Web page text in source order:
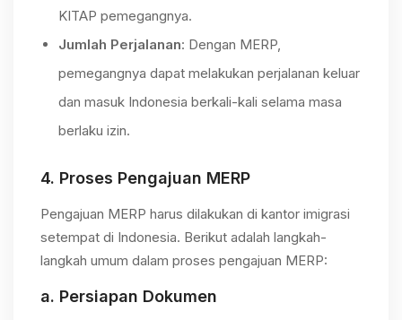
KITAP pemegangnya.
Jumlah Perjalanan: Dengan MERP,
pemegangnya dapat melakukan perjalanan keluar
dan masuk Indonesia berkali-kali selama masa
berlaku izin.
4. Proses Pengajuan MERP
Pengajuan MERP harus dilakukan di kantor imigrasi
setempat di Indonesia. Berikut adalah langkah-
langkah umum dalam proses pengajuan MERP:
a. Persiapan Dokumen